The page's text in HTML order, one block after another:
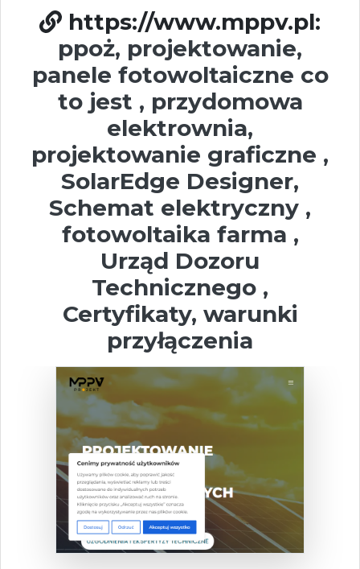
https://www.mppv.pl:
ppoż, projektowanie,
panele fotowoltaiczne co
to jest , przydomowa
elektrownia,
projektowanie graficzne ,
SolarEdge Designer,
Schemat elektryczny ,
fotowoltaika farma ,
Urząd Dozoru
Technicznego ,
Certyfikaty, warunki
przyłączenia